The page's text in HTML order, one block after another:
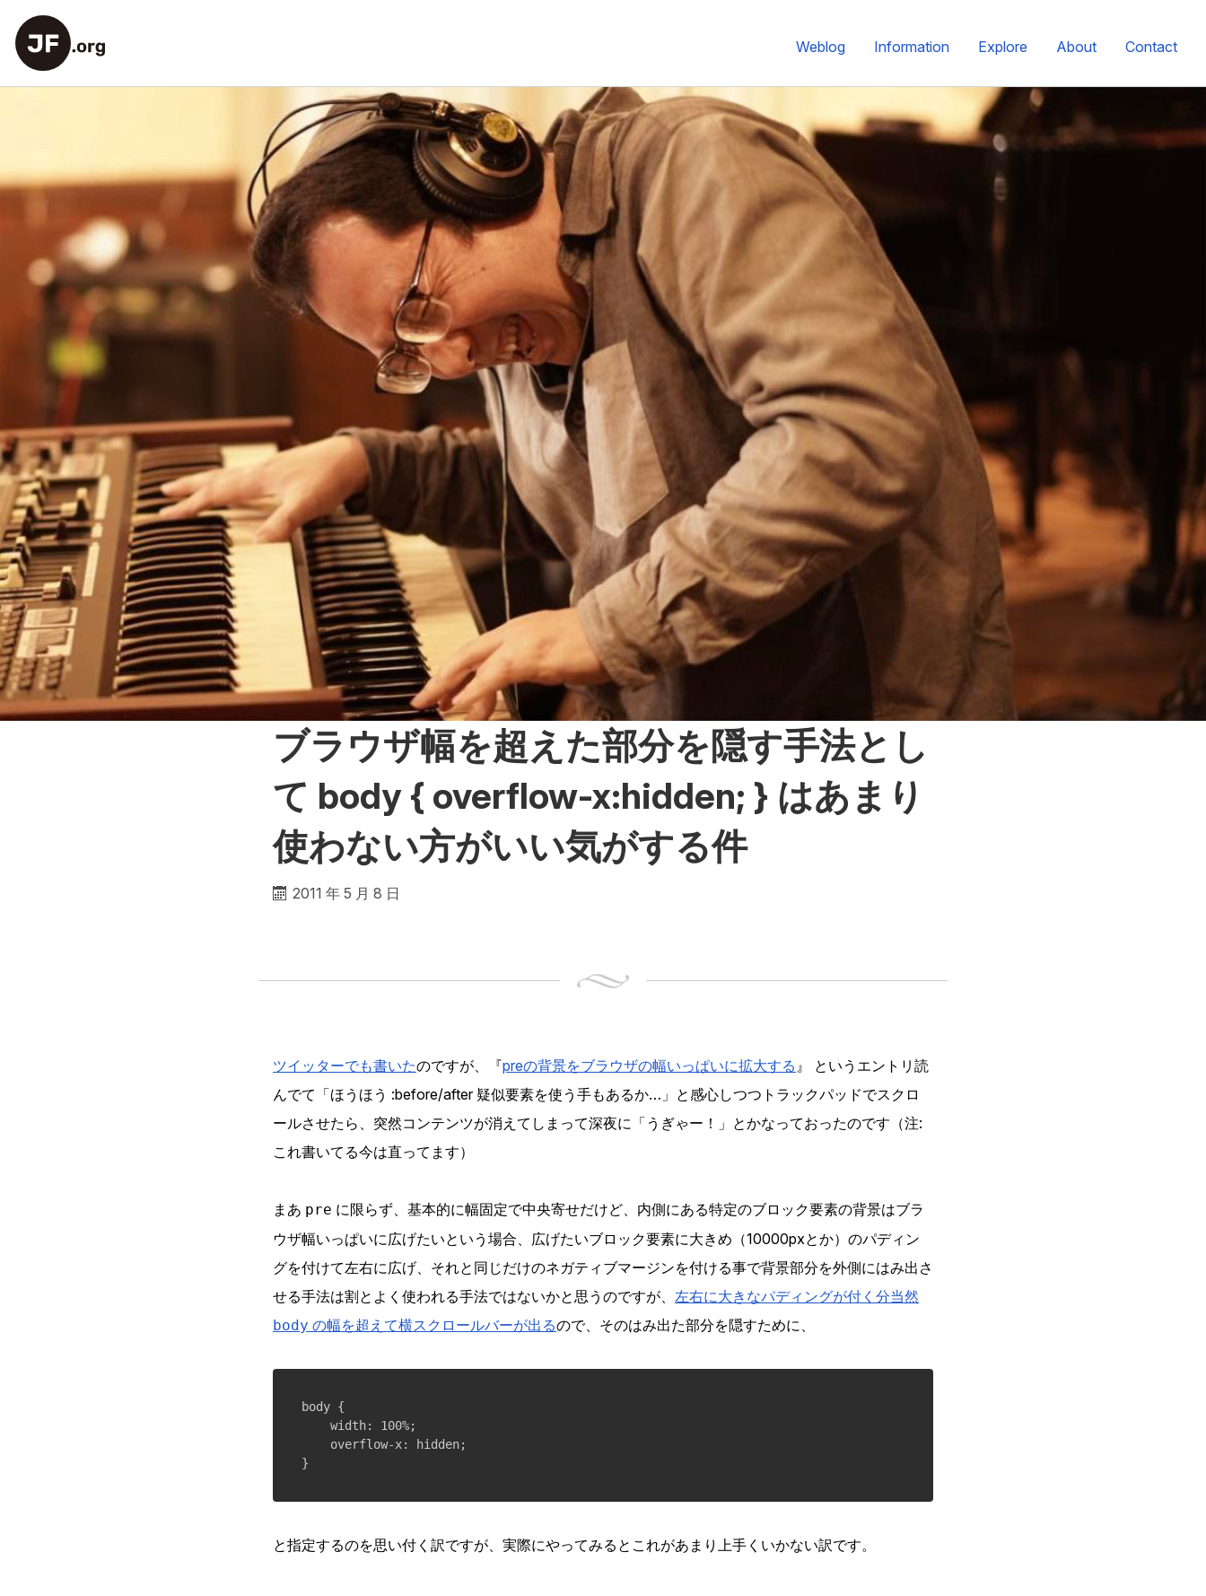
Weblog Information Explore About Contact
ブラウザ幅を超えた部分を隠す手法とし
て body { overflow-x:hidden; } はあまり
使わない方がいい気がする件
2011 年 5 月 8 日
ツイッターでも書いたのですが、 preの背景をブラウザの幅いっぱいに拡大する
というエントリ読
んでて「ほうほう :before/after 疑似要素を使う手もあるか…」と感心しつつトラックパッドでスクロ
ールさせたら、突然コンテンツが消えてしまって深夜に「うぎゃー！」とかなっておったのです（注:
これ書いてる今は直ってます）
まあ pre に限らず、基本的に幅固定で中央寄せだけど、内側にある特定のブロック要素の背景はブラ
ウザ幅いっぱいに広げたいという場合、広げたいブロック要素に大きめ（10000pxとか）のパディン
グを付けて左右に広げ、それと同じだけのネガティブマージンを付ける事で背景部分を外側にはみ出さ
せる手法は割とよく使われる手法ではないかと思うのですが、 左右に大きなパディングが付く分当然
body の幅を超えて横スクロールバーが出るので、そのはみ出た部分を隠すために、
body {
    width: 100%;
    overflow-x: hidden;
と指定するのを思い付く訳ですが、実際にやってみるとこれがあまり上手くいかない訳です。